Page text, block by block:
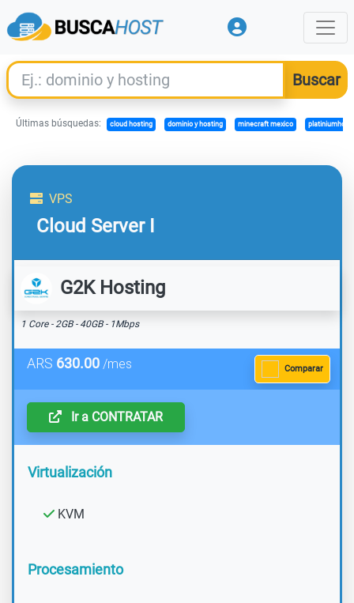
Últimas búsquedas: cloud hosting dominio y hosting minecraft mexico platiniumhost
VPS
Cloud Server I
G2K Hosting
1 Core - 2GB - 40GB - 1Mbps
Comparar
ARS 630.00 /mes
Ir a CONTRATAR
Virtualización
KVM
Procesamiento